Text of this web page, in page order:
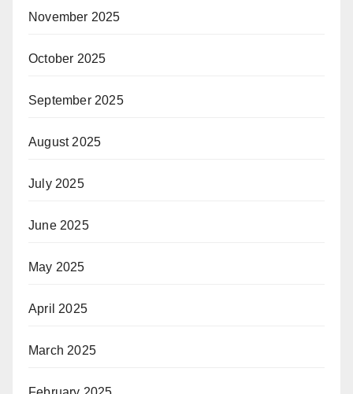
November 2025
October 2025
September 2025
August 2025
July 2025
June 2025
May 2025
April 2025
March 2025